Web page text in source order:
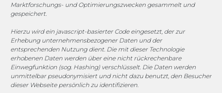
Marktforschungs- und Optimierungszwecken gesammelt und
gespeichert.
Hierzu wird ein javascript-basierter Code eingesetzt, der zur
Erhebung unternehmensbezogener Daten und der
entsprechenden Nutzung dient. Die mit dieser Technologie
erhobenen Daten werden über eine nicht rückrechenbare
Einwegfunktion (sog. Hashing) verschlüsselt. Die Daten werden
unmittelbar pseudonymisiert und nicht dazu benutzt, den Besucher
dieser Webseite persönlich zu identifizieren.
Sponsoring
1. FC Monheim